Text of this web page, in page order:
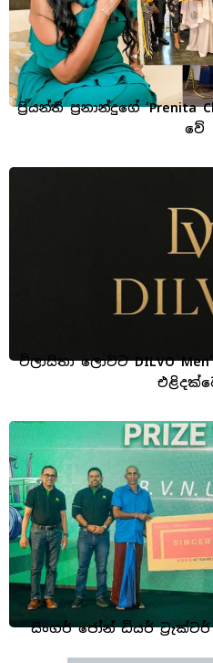
ප්‍රියන්ති ප්‍රනාන්දුගේ
වේ
විලාසිතා ලොවට DILVO
සිංගර් ජෝන් ඩියර්